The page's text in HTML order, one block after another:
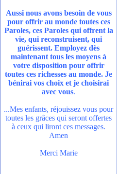
Aussi nous avons besoin de vous
pour offrir au monde toutes ces
Paroles, ces Paroles qui offrent la
vie, qui reconstruisent, qui
guérissent. Employez dès
maintenant tous les moyens à
votre disposition pour offrir
toutes ces richesses au monde. Je
bénirai vos choix et je choisirai
avec vous.
...Mes enfants, réjouissez vous pour
toutes les grâces qui seront offertes
à ceux qui liront ces messages.
Amen
Merci Marie